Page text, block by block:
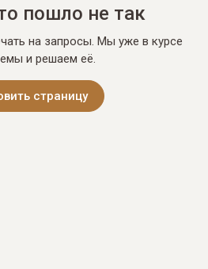
пошло не так
на запросы. Мы уже в курсе
и решаем её.
страницу